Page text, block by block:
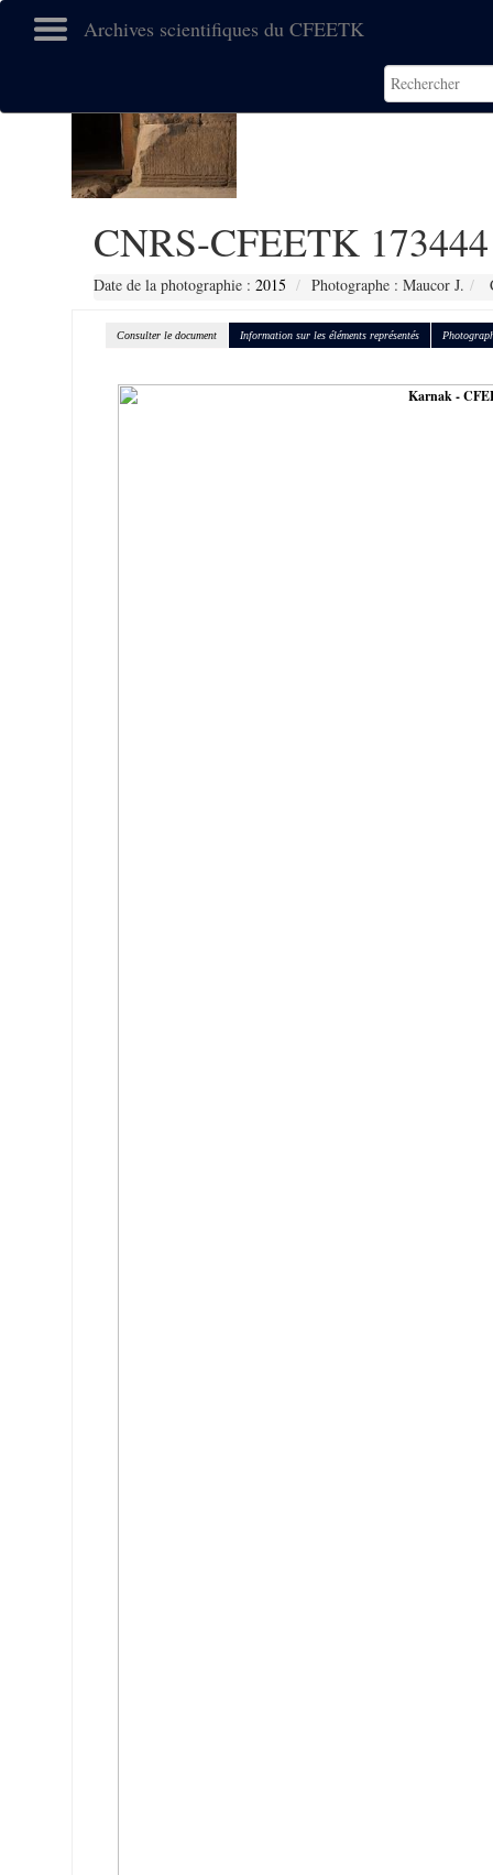
Archives scientifiques du CFEETK
CNRS-CFEETK 173444
Date de la photographie : 2015 Photographe : Maucor J.
Consulter le document Information sur les éléments représentés